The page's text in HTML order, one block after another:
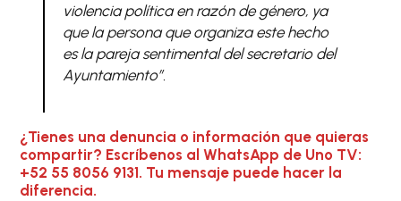
violencia política en razón de género, ya
que la persona que organiza este hecho
es la pareja sentimental del secretario del
Ayuntamiento”.
¿Tienes una denuncia o información que quieras
compartir? Escríbenos al WhatsApp de Uno TV:
+52 55 8056 9131. Tu mensaje puede hacer la
diferencia.